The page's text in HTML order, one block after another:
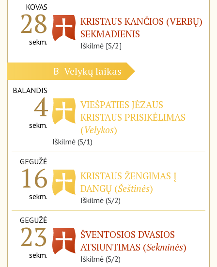
KOVAS
28
sekm.
KRISTAUS KANČIOS (VERBŲ)
SEKMADIENIS
Iškilmė [S/2]
B Velykų laikas
BALANDIS
4
sekm.
VIEŠPATIES JĖZAUS
KRISTAUS PRISIKĖLIMAS
(Velykos)
Iškilmė (S/1)
GEGUŽĖ
16
sekm.
KRISTAUS ŽENGIMAS Į
DANGŲ (Šeštinės)
Iškilmė (S/2)
GEGUŽĖ
23
sekm.
ŠVENTOSIOS DVASIOS
ATSIUNTIMAS (Sekminės)
Iškilmė (S/2)